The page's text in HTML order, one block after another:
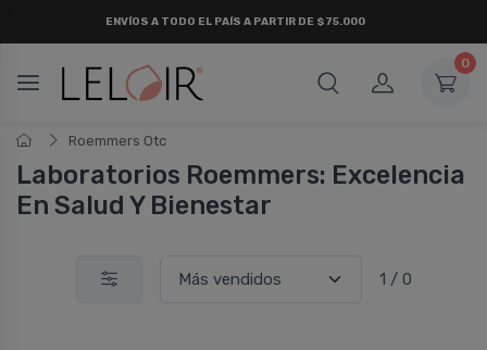
ENVÍOS A TODO EL PAÍS A PARTIR DE $75.000
0
Roemmers Otc
Laboratorios Roemmers: Excelencia
En Salud Y Bienestar
1 / 0